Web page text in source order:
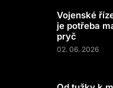
Vojenské
je potřeba
pryč
02. 06. 2026